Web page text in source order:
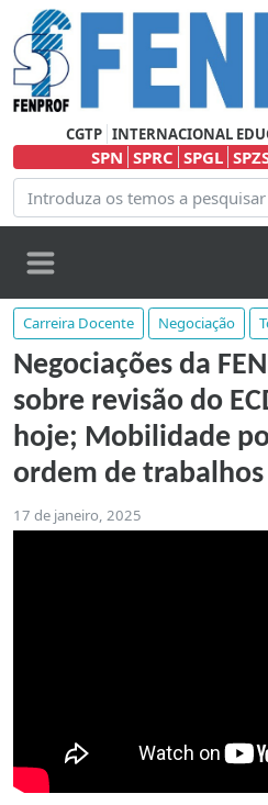
CGTP INTERNACIONAL
SPN SPRC SPGL
Carreira Docente Negociação
Negociações da
sobre revisão do
hoje; Mobilidade
ordem de trabalhos
17 de janeiro, 2025